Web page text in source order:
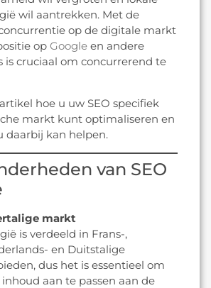
wil aantrekken. Met de
op de digitale markt
op Google en andere
is cruciaal om concurrerend te
hoe u uw SEO specifiek
markt kunt optimaliseren en
daarbij kan helpen.
van SEO
markt
is verdeeld in Frans-,
en Duitstalige
dus het is essentieel om
aan te passen aan de